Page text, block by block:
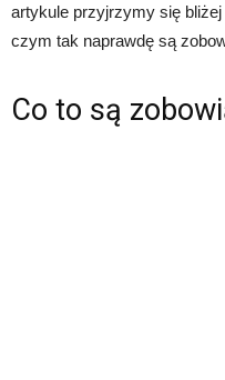
artykule przyjrzymy się
czym tak naprawdę są
Co to są